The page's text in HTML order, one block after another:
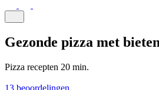
Gezonde pizza met
Pizza recepten 20 min.
13 beoordelingen